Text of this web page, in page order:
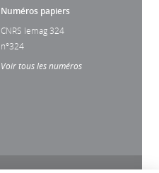
Numéros papiers
CNRS lemag 324
n°324
Voir tous les numéros